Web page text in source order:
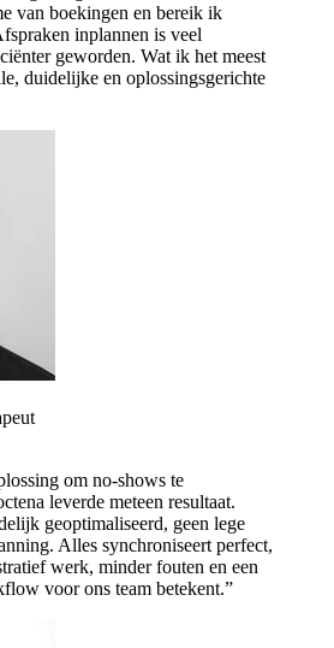
van boekingen en bereik ik
inplannen is veel
geworden. Wat ik het meest
duidelijke en oplossingsgerichte
om no-shows te
leverde meteen resultaat.
geoptimaliseerd, geen lege
Alles synchroniseert perfect,
werk, minder fouten en een
voor ons team betekent.”